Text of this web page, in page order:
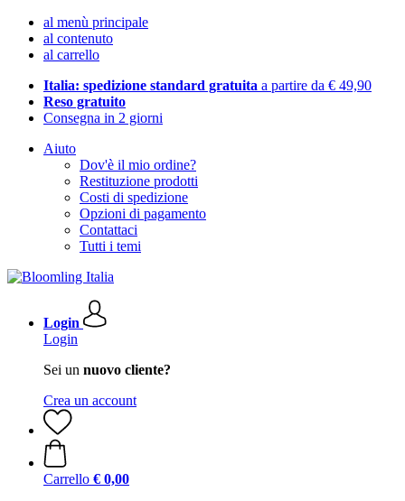
al menù principale
al contenuto
al carrello
Italia: spedizione standard gratuita a partire da € 49,90
Reso gratuito
Consegna in 2 giorni
Aiuto
Dov'è il mio ordine?
Restituzione prodotti
Costi di spedizione
Opzioni di pagamento
Contattaci
Tutti i temi
Login
Login
Sei un nuovo cliente?
Crea un account
Carrello € 0,00